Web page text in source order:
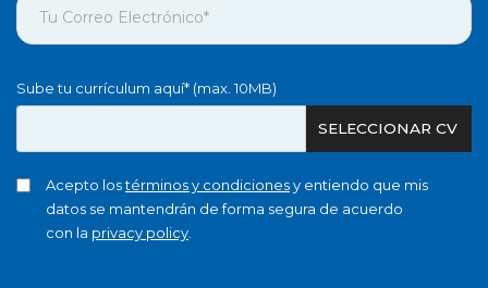
Sube tu currículum aquí* (max. 10MB)
SELECCIONAR CV
Acepto lostérminos y condicionesy entiendo que mis
datos se mantendrán de forma segura de acuerdo
con la privacy policy